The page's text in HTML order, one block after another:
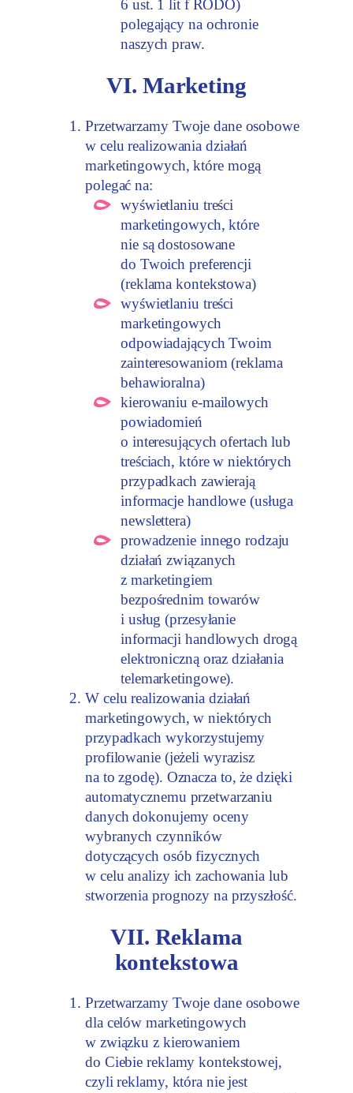
6 ust. 1 lit f RODO)
polegający na ochronie
naszych praw.
VI. Marketing
Przetwarzamy Twoje dane osobowe
w celu realizowania działań
marketingowych, które mogą
polegać na:
wyświetlaniu treści
marketingowych, które
nie są dostosowane
do Twoich preferencji
(reklama kontekstowa)
wyświetlaniu treści
marketingowych
odpowiadających Twoim
zainteresowaniom (reklama
behawioralna)
kierowaniu e-mailowych
powiadomień
o interesujących ofertach lub
treściach, które w niektórych
przypadkach zawierają
informacje handlowe (usługa
newslettera)
prowadzenie innego rodzaju
działań związanych
z marketingiem
bezpośrednim towarów
i usług (przesyłanie
informacji handlowych drogą
elektroniczną oraz działania
telemarketingowe).
W celu realizowania działań
marketingowych, w niektórych
przypadkach wykorzystujemy
profilowanie (jeżeli wyrazisz
na to zgodę). Oznacza to, że dzięki
automatycznemu przetwarzaniu
danych dokonujemy oceny
wybranych czynników
dotyczących osób fizycznych
w celu analizy ich zachowania lub
stworzenia prognozy na przyszłość.
VII. Reklama
kontekstowa
Przetwarzamy Twoje dane osobowe
dla celów marketingowych
w związku z kierowaniem
do Ciebie reklamy kontekstowej,
czyli reklamy, która nie jest